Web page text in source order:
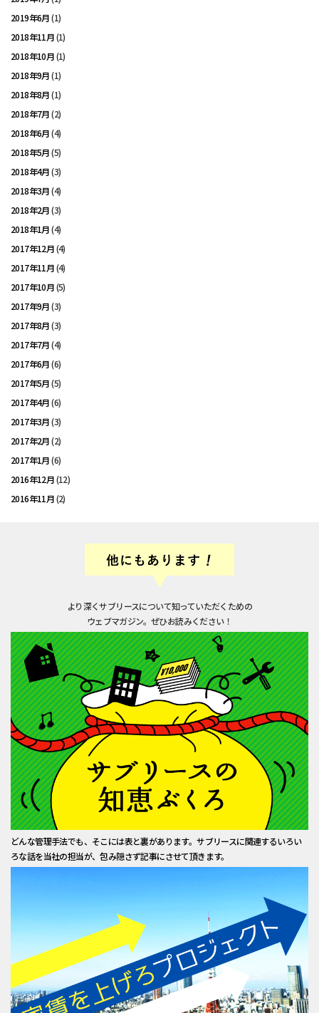
2019年6月(1)
2018年11月(1)
2018年10月(1)
2018年9月(1)
2018年8月(1)
2018年7月(2)
2018年6月(4)
2018年5月(5)
2018年4月(3)
2018年3月(4)
2018年2月(3)
2018年1月(4)
2017年12月(4)
2017年11月(4)
2017年10月(5)
2017年9月(3)
2017年8月(3)
2017年7月(4)
2017年6月(6)
2017年5月(5)
2017年4月(6)
2017年3月(3)
2017年2月(2)
2017年1月(6)
2016年12月(12)
2016年11月(2)
より深くサブリースについて知っていただくための
ウェブマガジン。ぜひお読みください！
どんな管理手法でも、そこには表と裏があります。サブリースに関連するいろい
ろな話を当社の担当が、包み隠さず記事にさせて頂きます。